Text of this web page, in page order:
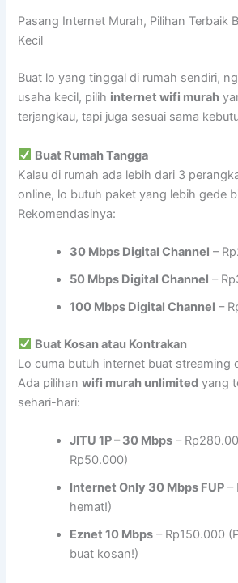
Pasang Internet Murah, Pilihan Terbaik
Kecil
Buat lo yang tinggal di rumah sendiri,
usaha kecil, pilih internet wifi murah
terjangkau, tapi juga sesuai sama
Buat Rumah Tangga
Kalau di rumah ada lebih dari 3
online, lo butuh paket yang lebih gede
Rekomendasinya:
30 Mbps Digital Channel –
50 Mbps Digital Channel –
100 Mbps Digital Channel –
Buat Kosan atau Kontrakan
Lo cuma butuh internet buat streaming
Ada pilihanwifi murah unlimited yang
sehari-hari:
JITU 1P – 30 Mbps –
Rp50.000)
Internet Only 30 Mbps FUP –
hemat!)
Eznet 10 Mbps – Rp150.000
buat kosan!)